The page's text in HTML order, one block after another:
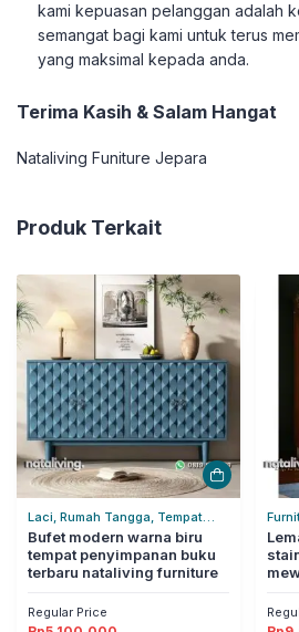
kami kepuasan pelanggan adalah
semangat bagi kami untuk terus
yang maksimal kepada anda.
Terima Kasih & Salam Hangat
Nataliving Funiture Jepara
Produk Terkait
Laci, Rumah Tangga, Tempat
Penyimpanan
Bufet modern warna biru
tempat penyimpanan buku
terbaru nataliving furniture
Regular Price